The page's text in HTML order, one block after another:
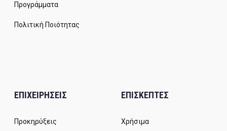
Προγράμματα
Πολιτική Ποιότητας
ΕΠΙΧΕΙΡΗΣΕΙΣ
Προκηρύξεις
ΕΠΙΣΚΕΠΤΕΣ
Χρήσιμα